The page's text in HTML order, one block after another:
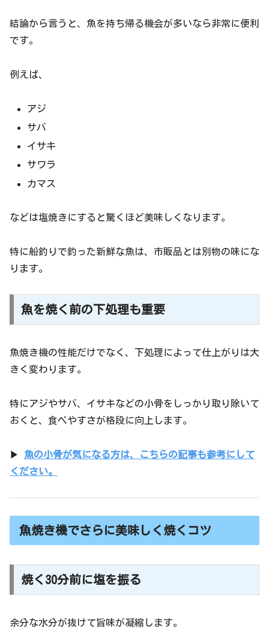
結論から言うと、魚を持ち帰る機会が多いなら非常に便利
です。
例えば、
アジ
サバ
イサキ
サワラ
カマス
などは塩焼きにすると驚くほど美味しくなります。
特に船釣りで釣った新鮮な魚は、市販品とは別物の味にな
ります。
魚を焼く前の下処理も重要
魚焼き機の性能だけでなく、下処理によって仕上がりは大
きく変わります。
特にアジやサバ、イサキなどの小骨をしっかり取り除いて
おくと、食べやすさが格段に向上します。
▶︎ 魚の小骨が気になる方は、こちらの記事も参考にして
ください。
魚焼き機でさらに美味しく焼くコツ
焼く30分前に塩を振る
余分な水分が抜けて旨味が凝縮します。